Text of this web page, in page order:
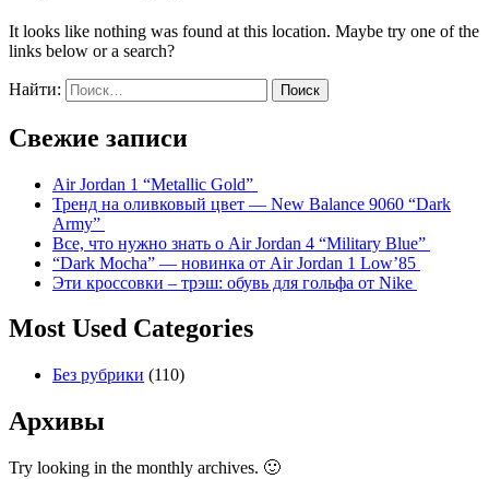
It looks like nothing was found at this location. Maybe try one of the
links below or a search?
Найти:
Свежие записи
Air Jordan 1 “Metallic Gold”
Тренд на оливковый цвет — New Balance 9060 “Dark
Army”
Все, что нужно знать о Air Jordan 4 “Military Blue”
“Dark Mocha” — новинка от Air Jordan 1 Low’85
Эти кроссовки – трэш: обувь для гольфа от Nike
Most Used Categories
Без рубрики (110)
Архивы
Try looking in the monthly archives. 🙂